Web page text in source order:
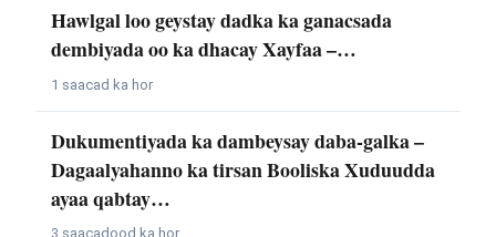
Hawlgal loo geystay dadka ka ganacsada
dembiyada oo ka dhacay Xayfaa –…
1 saacad ka hor
Dukumentiyada ka dambeysay daba-galka –
Dagaalyahanno ka tirsan Booliska Xuduudda
ayaa qabtay…
3 saacadood ka hor